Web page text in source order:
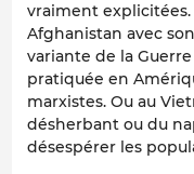
vraiment
Afghanistan avec
variante de la
pratiquée en
marxistes. Ou au
désherbant ou du
désespérer les